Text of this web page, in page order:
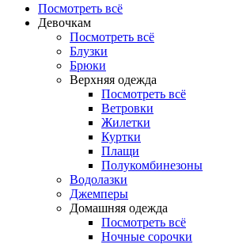
Посмотреть всё
Девочкам
Посмотреть всё
Блузки
Брюки
Верхняя одежда
Посмотреть всё
Ветровки
Жилетки
Куртки
Плащи
Полукомбинезоны
Водолазки
Джемперы
Домашняя одежда
Посмотреть всё
Ночные сорочки